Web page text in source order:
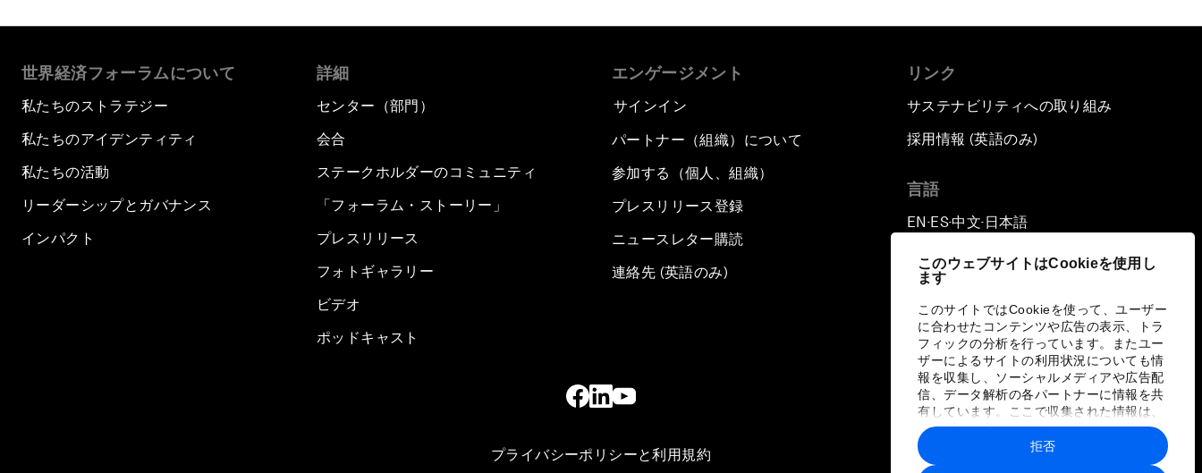
このウェブサイトはCookieを使用し
ます
このサイトではCookieを使って、ユーザー
に合わせたコンテンツや広告の表示、トラ
フィックの分析を行っています。またユー
ザーによるサイトの利用状況についても情
報を収集し、ソーシャルメディアや広告配
信、データ解析の各パートナーに情報を共
有しています。ここで収集された情報は、
ユーザーが各パートナーに提供した他の情
報や各パートナーのサービスを使用した際
に収集された情報と組み合わされ、各パー
拒否
世界経済フォーラムについて
私たちのストラテジー
私たちのアイデンティティ
私たちの活動
リーダーシップとガバナンス
インパクト
詳細
センター（部門）
会合
ステークホルダーのコミュニティ
「フォーラム・ストーリー」
プレスリリース
フォトギャラリー
ビデオ
ポッドキャスト
エンゲージメント
サインイン
パートナー（組織）について
参加する（個人、組織）
プレスリリース登録
ニュースレター購読
連絡先 (英語のみ)
リンク
サステナビリティへの取り組み
採用情報 (英語のみ)
言語
EN ▪ ES▪中文▪ 日本語
プライバシーポリシーと利用規約